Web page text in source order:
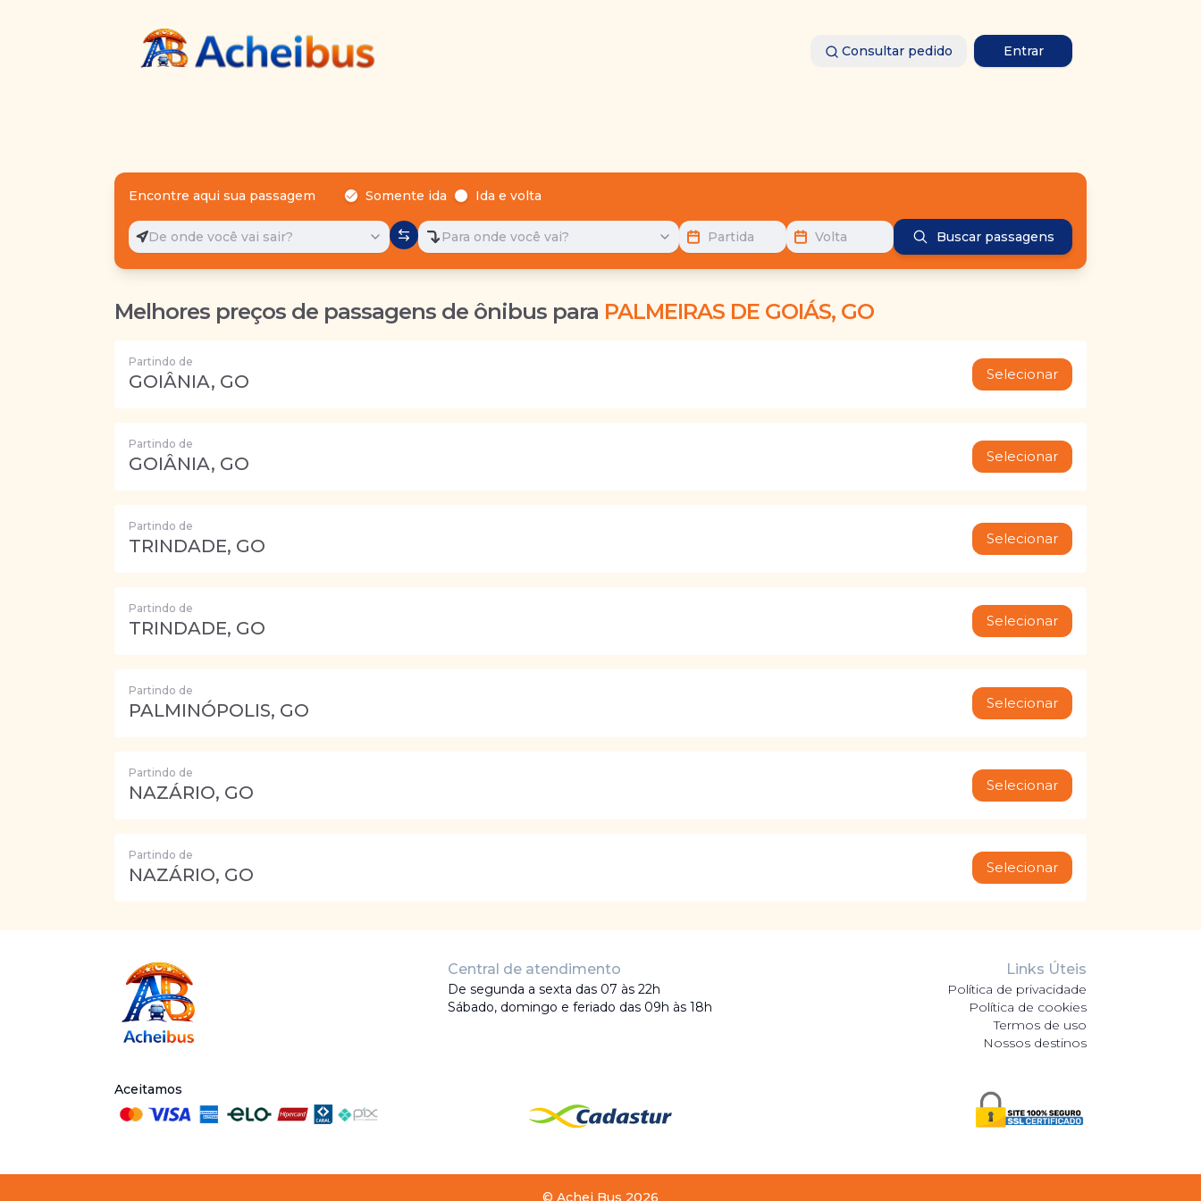
Consultar pedido Entrar
Encontre aqui sua passagem Somente ida Ida e volta
De onde você vai sair? Para onde você vai? Partida Volta Buscar passagens
Melhores preços de passagens de ônibus para PALMEIRAS DE GOIÁS, GO
Partindo de
GOIÂNIA, GO Selecionar
Partindo de
GOIÂNIA, GO Selecionar
Partindo de
TRINDADE, GO Selecionar
Partindo de
TRINDADE, GO Selecionar
Partindo de
PALMINÓPOLIS, GO Selecionar
Partindo de
NAZÁRIO, GO Selecionar
Partindo de
NAZÁRIO, GO Selecionar
Central de atendimento
De segunda a sexta das 07 às 22h
Sábado, domingo e feriado das 09h às 18h
Links Úteis
Política de privacidade
Política de cookies
Termos de uso
Nossos destinos
Aceitamos
© Achei Bus 2026